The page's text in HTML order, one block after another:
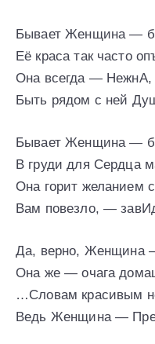
Бывает Женщина —
Её краса так часто
Она всегда —
Быть рядом с ней
Бывает Женщина —
В груди для Сердца
Она горит желанием
Вам повезло, —
Да, верно, Женщина
Она же — очага
…Словам красивым
Ведь Женщина —